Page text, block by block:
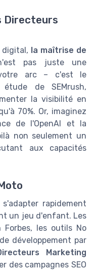
Directeurs
digital, la maîtrise de
pas juste une
arc – c'est le
de SEMrush,
la visibilité en
70%. Or, imaginez
de l'OpenAI et la
non seulement un
aux capacités
rapidement
un jeu d'enfant. Les
les outils No
développement par
Marketing
des campagnes SEO